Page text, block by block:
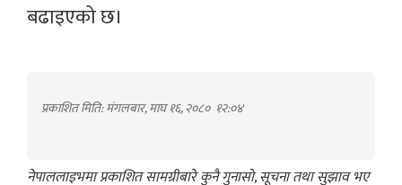
बढाइएको छ।
प्रकाशित मिति: मंगलबार, माघ १६, २०८० १२:०४
नेपाललाइभमा प्रकाशित सामग्रीबारे कुनै गुनासो, सूचना तथा सुझाव भए